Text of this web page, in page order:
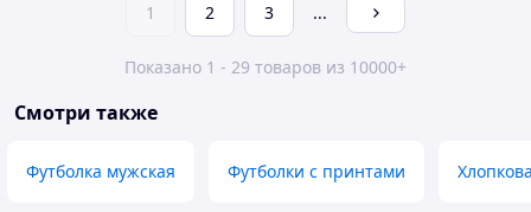
1 2 3 ...
Показано 1 - 29 товаров из 10000+
Смотри также
Футболка мужская Футболки с принтами